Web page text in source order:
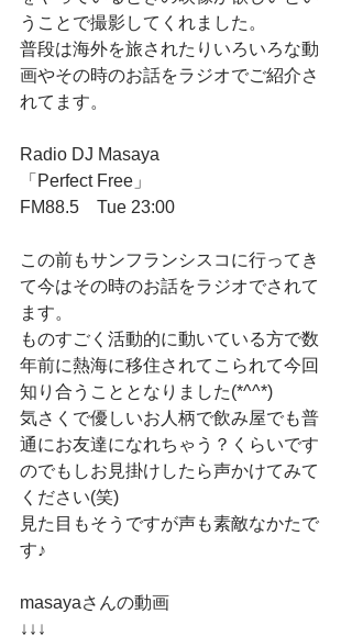
うことで撮影してくれました。
普段は海外を旅されたりいろいろな動
画やその時のお話をラジオでご紹介さ
れてます。
Radio DJ Masaya
「Perfect Free」
FM88.5　Tue 23:00
この前もサンフランシスコに行ってき
て今はその時のお話をラジオでされて
ます。
ものすごく活動的に動いている方で数
年前に熱海に移住されてこられて今回
知り合うこととなりました(*^^*)
気さくで優しいお人柄で飲み屋でも普
通にお友達になれちゃう？くらいです
のでもしお見掛けしたら声かけてみて
ください(笑)
見た目もそうですが声も素敵なかたで
す♪
masayaさんの動画
↓↓↓